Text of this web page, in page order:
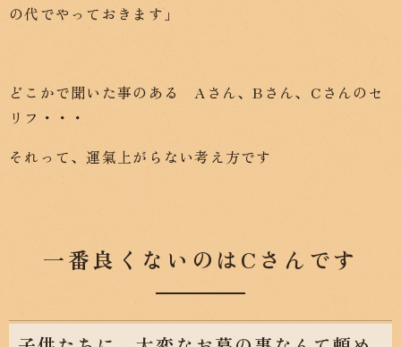
の代でやっておきます」
どこかで聞いた事のある Aさん、Bさん、Cさんのセ
リフ・・・
それって、運氣上がらない考え方です
一番良くないのはCさんです